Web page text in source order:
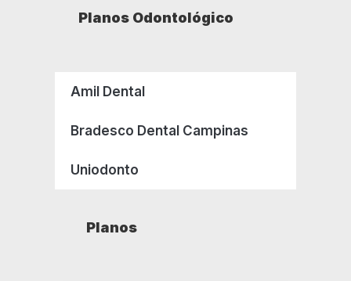
Planos Odontológico
Amil Dental
Bradesco Dental Campinas
Uniodonto
Planos